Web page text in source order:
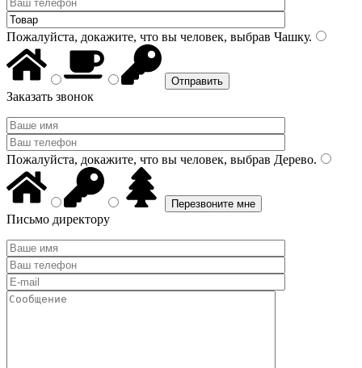
Пожалуйста, докажите, что вы человек, выбрав Чашку.
Заказать звонок
Пожалуйста, докажите, что вы человек, выбрав Дерево.
Письмо директору